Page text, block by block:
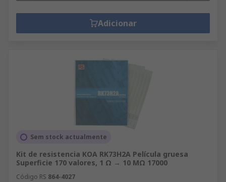
Adicionar
Sem stock actualmente
Kit de resistencia KOA RK73H2A Película gruesa
Superficie 170 valores, 1 Ω → 10 MΩ 17000
Código RS 864-4027